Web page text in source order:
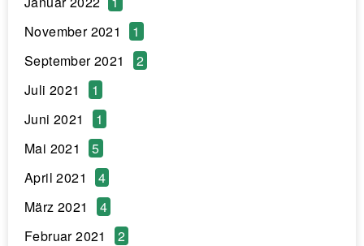
November 2021
1
September 2021
2
Juli 2021
1
Juni 2021
1
Mai 2021
5
April 2021
4
März 2021
4
Februar 2021
2